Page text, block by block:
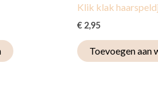
Klik klak
€ 2,95
Toevoegen aan